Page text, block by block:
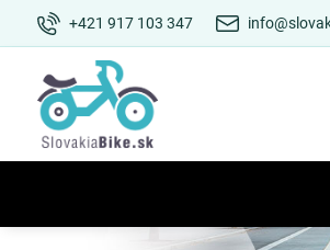
+421 917 103 347